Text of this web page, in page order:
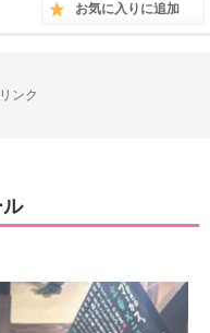
お気に入りに追加
ンク